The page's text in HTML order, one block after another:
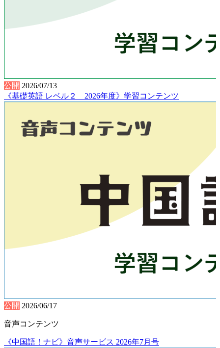
公開 2026/07/13
《基礎英語 レベル２ 2026年度》学習コンテンツ
公開 2026/06/17
音声コンテンツ
《中国語！ナビ》音声サービス 2026年7月号